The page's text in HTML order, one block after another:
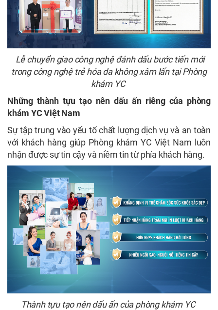
Lễ chuyển giao công nghệ đánh dấu bước tiến mới
trong công nghệ trẻ hóa da không xâm lấn tại Phòng
khám YC
Những thành tựu tạo nên dấu ấn riêng của phòng
khám YC Việt Nam
Sự tập trung vào yếu tố chất lượng dịch vụ và an toàn
với khách hàng giúp Phòng khám YC Việt Nam luôn
nhận được sự tin cậy và niềm tin từ phía khách hàng.
Thành tựu tạo nên dấu ấn của phòng khám YC